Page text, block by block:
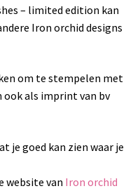
– limited edition kan
Iron orchid designs
om te stempelen met
als imprint van bv
je goed kan zien waar je
website van Iron orchid